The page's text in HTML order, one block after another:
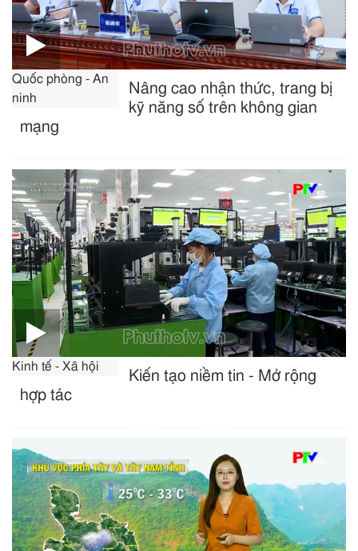
Quốc phòng - An
ninh
Nâng cao nhận thức, trang bị
kỹ năng số trên không gian
mạng
Kinh tế - Xã hội
Kiến tạo niềm tin - Mở rộng
hợp tác